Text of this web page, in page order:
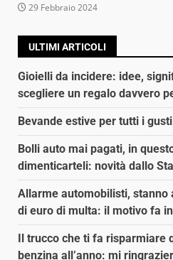
29 Febbraio 2024
ULTIMI ARTICOLI
Gioielli da incidere: idee,
scegliere un regalo davvero
Bevande estive per tutti i
Bolli auto mai pagati, in
dimenticarteli: novità dallo
Allarme automobilisti, stanno
di euro di multa: il motivo fa
Il trucco che ti fa risparmiare
benzina all’anno: mi